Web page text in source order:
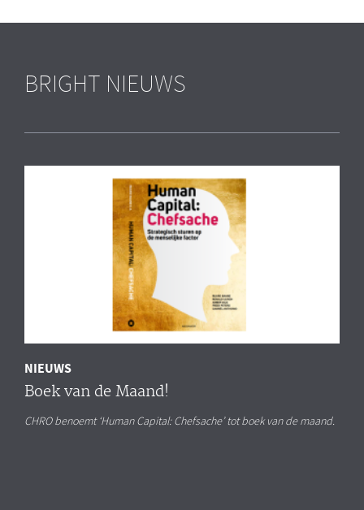
BRIGHT NIEUWS
NIEUWS
Boek van de Maand!
CHRO benoemt ‘Human Capital: Chefsache’ tot boek van de maand.